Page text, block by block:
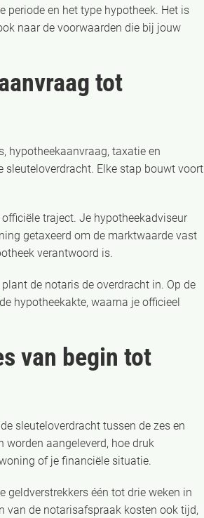
periode en het type hypotheek. Het is
naar de voorwaarden die bij jouw
tot
hypotheekaanvraag, taxatie en
sleuteloverdracht. Elke stap bouwt voort
traject. Je hypotheekadviseur
getaxeerd om de marktwaarde vast
verantwoord is.
de notaris de overdracht in. Op de
hypotheekakte, waarna je officieel
van begin tot
sleuteloverdracht tussen de zes en
aangeleverd, hoe druk
of je financiële situatie.
geldverstrekkers één tot drie weken in
van de notarisafspraak kosten ook tijd,